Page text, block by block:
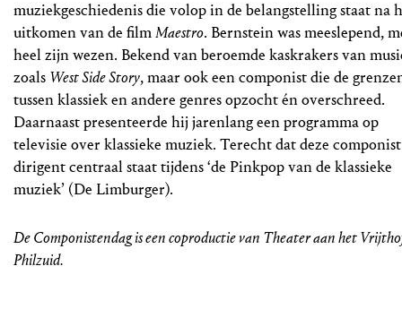
muziekgeschiedenis die volop in de belangstelling staat na
uitkomen van de filmMaestro. Bernstein was meeslepend,
heel zijn wezen. Bekend van beroemde kaskrakers van
zoals West Side Story, maar ook een componist die de
tussen klassiek en andere genres opzocht én overschreed.
Daarnaast presenteerde hij jarenlang een programma op
televisie over klassieke muziek. Terecht dat deze
dirigent centraal staat tijdens ‘de Pinkpop van de klassieke
muziek’ (De Limburger).
De Componistendag is een coproductie van Theater aan het
Philzuid.